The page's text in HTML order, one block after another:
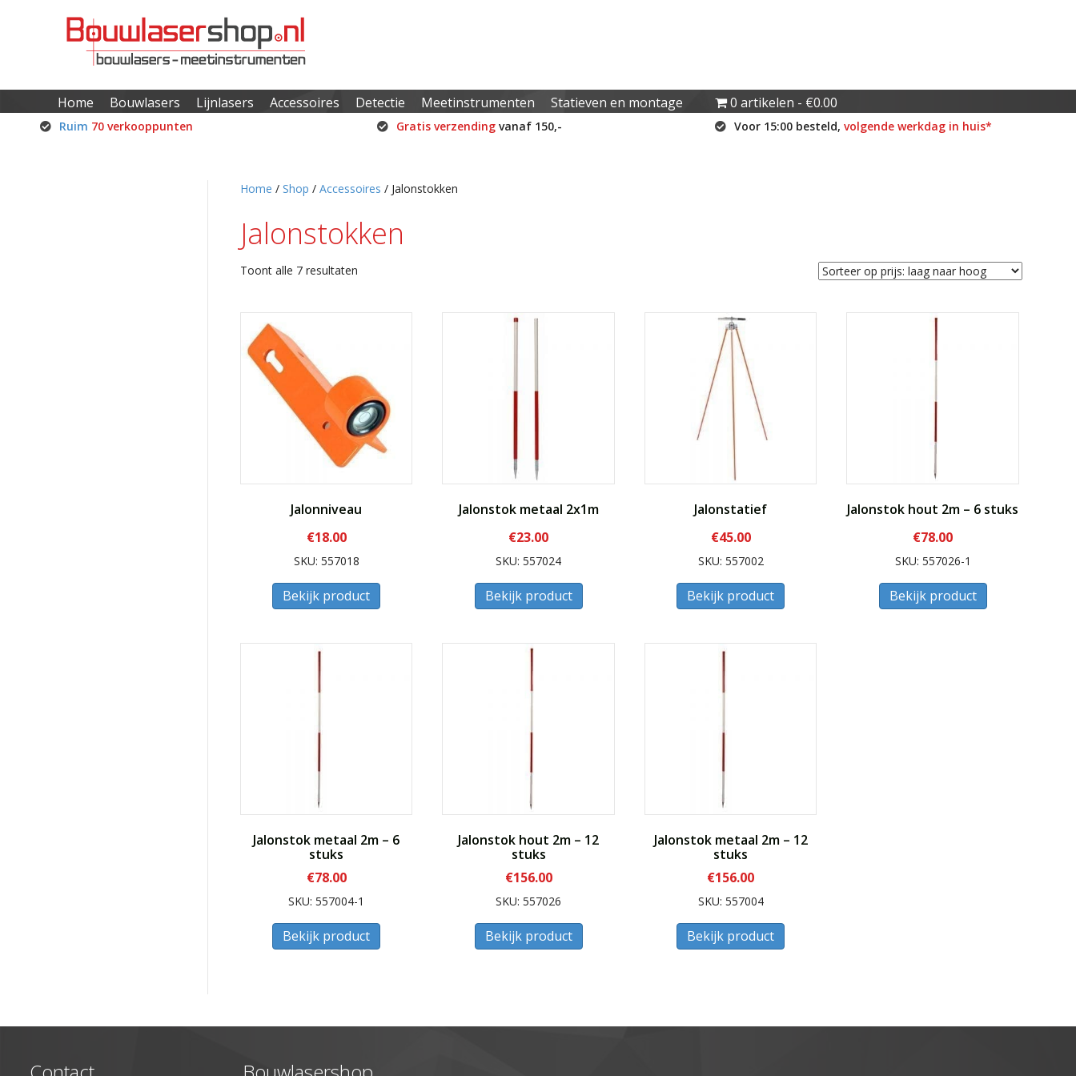
Home Bouwlasers Lijnlasers Accessoires Detectie Meetinstrumenten Statieven en montage 0 artikelen €0.00
Ruim 70 verkooppunten Gratis verzending vanaf 150,- Voor 15:00 besteld, volgende werkdag in huis*
Home / Shop / Accessoires / Jalonstokken
Jalonstokken
Toont alle 7 resultatenGesorteerd
Jalonniveau
€18.00
SKU: 557018
Bekijk product
Jalonstok metaal 2x1m
€23.00
SKU: 557024
Bekijk product
Jalonstatief
€45.00
SKU: 557002
Bekijk product
Jalonstok hout 2m – 6 stuks
€78.00
SKU: 557026-1
Bekijk product
Jalonstok metaal 2m – 6
stuks
€78.00
SKU: 557004-1
Bekijk product
Jalonstok hout 2m – 12
stuks
€156.00
SKU: 557026
Bekijk product
Jalonstok metaal 2m – 12
stuks
€156.00
SKU: 557004
Bekijk product